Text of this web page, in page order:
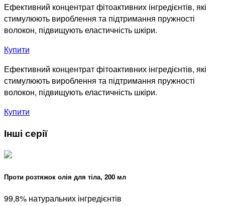
Ефективний концентрат фітоактивних інгредієнтів, які
стимулюють вироблення та підтримання пружності
волокон, підвищують еластичність шкіри.
Купити
Ефективний концентрат фітоактивних інгредієнтів, які
стимулюють вироблення та підтримання пружності
волокон, підвищують еластичність шкіри.
Купити
Інші серії
Проти розтяжок олія для тіла, 200 мл
99,8% натуральних інгредієнтів